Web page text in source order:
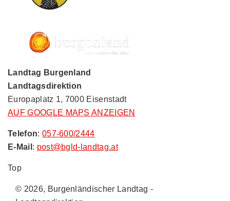
Landtag Burgenland
Landtagsdirektion
Europaplatz 1, 7000 Eisenstadt
AUF GOOGLE MAPS ANZEIGEN
Telefon: 057-600/2444
E-Mail : post@bgld-landtag.at
Top
© 2026, Burgenländischer Landtag -